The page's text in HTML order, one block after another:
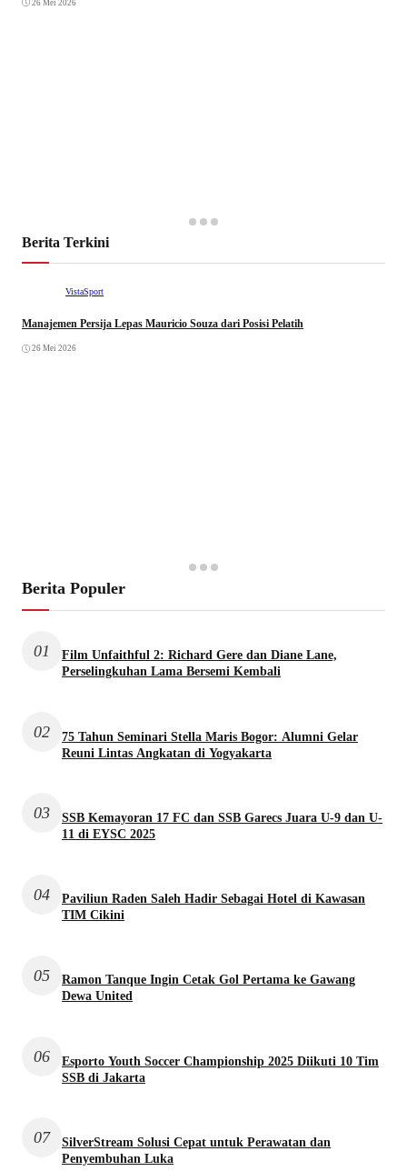
26 Mei 2026
Berita Terkini
VistaSport
Manajemen Persija Lepas Mauricio Souza dari Posisi Pelatih
26 Mei 2026
Berita Populer
01
Film Unfaithful 2: Richard Gere dan Diane Lane,
Perselingkuhan Lama Bersemi Kembali
02
75 Tahun Seminari Stella Maris Bogor: Alumni Gelar
Reuni Lintas Angkatan di Yogyakarta
03
SSB Kemayoran 17 FC dan SSB Garecs Juara U-9 dan U-
11 di EYSC 2025
04
Paviliun Raden Saleh Hadir Sebagai Hotel di Kawasan
TIM Cikini
05
Ramon Tanque Ingin Cetak Gol Pertama ke Gawang
Dewa United
06
Esporto Youth Soccer Championship 2025 Diikuti 10 Tim
SSB di Jakarta
07
SilverStream Solusi Cepat untuk Perawatan dan
Penyembuhan Luka